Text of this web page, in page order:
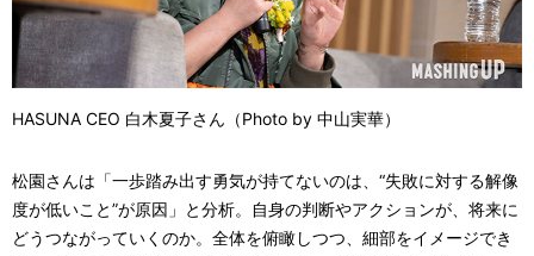
HASUNA CEO 白木夏子さん（Photo by 中山実華）
松園さんは「一歩踏み出す勇気が持てないのは、“失敗に対する解像
度が低いこと”が原因」と分析。自身の判断やアクションが、将来に
どうつながっていくのか。全体を俯瞰しつつ、細部をイメージでき